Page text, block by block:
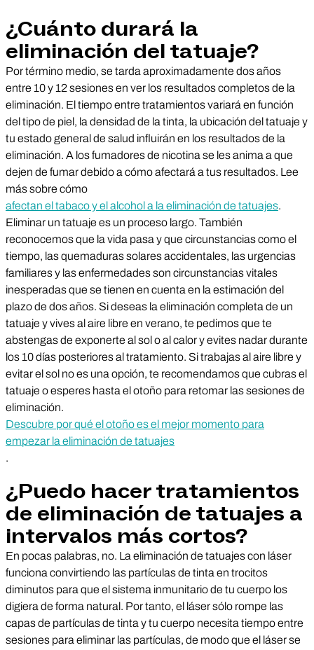
¿Cuánto durará la
eliminación del tatuaje?
Por término medio, se tarda aproximadamente dos años
entre 10 y 12 sesiones en ver los resultados completos de la
eliminación. El tiempo entre tratamientos variará en función
del tipo de piel, la densidad de la tinta, la ubicación del tatuaje y
tu estado general de salud influirán en los resultados de la
eliminación. A los fumadores de nicotina se les anima a que
dejen de fumar debido a cómo afectará a tus resultados. Lee
más sobre cómo
afectan el tabaco y el alcohol a la eliminación de tatuajes.
Eliminar un tatuaje es un proceso largo. También
reconocemos que la vida pasa y que circunstancias como el
tiempo, las quemaduras solares accidentales, las urgencias
familiares y las enfermedades son circunstancias vitales
inesperadas que se tienen en cuenta en la estimación del
plazo de dos años. Si deseas la eliminación completa de un
tatuaje y vives al aire libre en verano, te pedimos que te
abstengas de exponerte al sol o al calor y evites nadar durante
los 10 días posteriores al tratamiento. Si trabajas al aire libre y
evitar el sol no es una opción, te recomendamos que cubras el
tatuaje o esperes hasta el otoño para retomar las sesiones de
eliminación.
Descubre por qué el otoño es el mejor momento para
empezar la eliminación de tatuajes
.
¿Puedo hacer tratamientos
de eliminación de tatuajes a
intervalos más cortos?
En pocas palabras, no. La eliminación de tatuajes con láser
funciona convirtiendo las partículas de tinta en trocitos
diminutos para que el sistema inmunitario de tu cuerpo los
digiera de forma natural. Por tanto, el láser sólo rompe las
capas de partículas de tinta y tu cuerpo necesita tiempo entre
sesiones para eliminar las partículas, de modo que el láser se